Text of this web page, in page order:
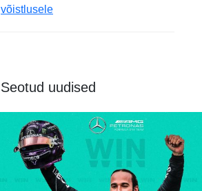
võistlusele
Seotud uudised